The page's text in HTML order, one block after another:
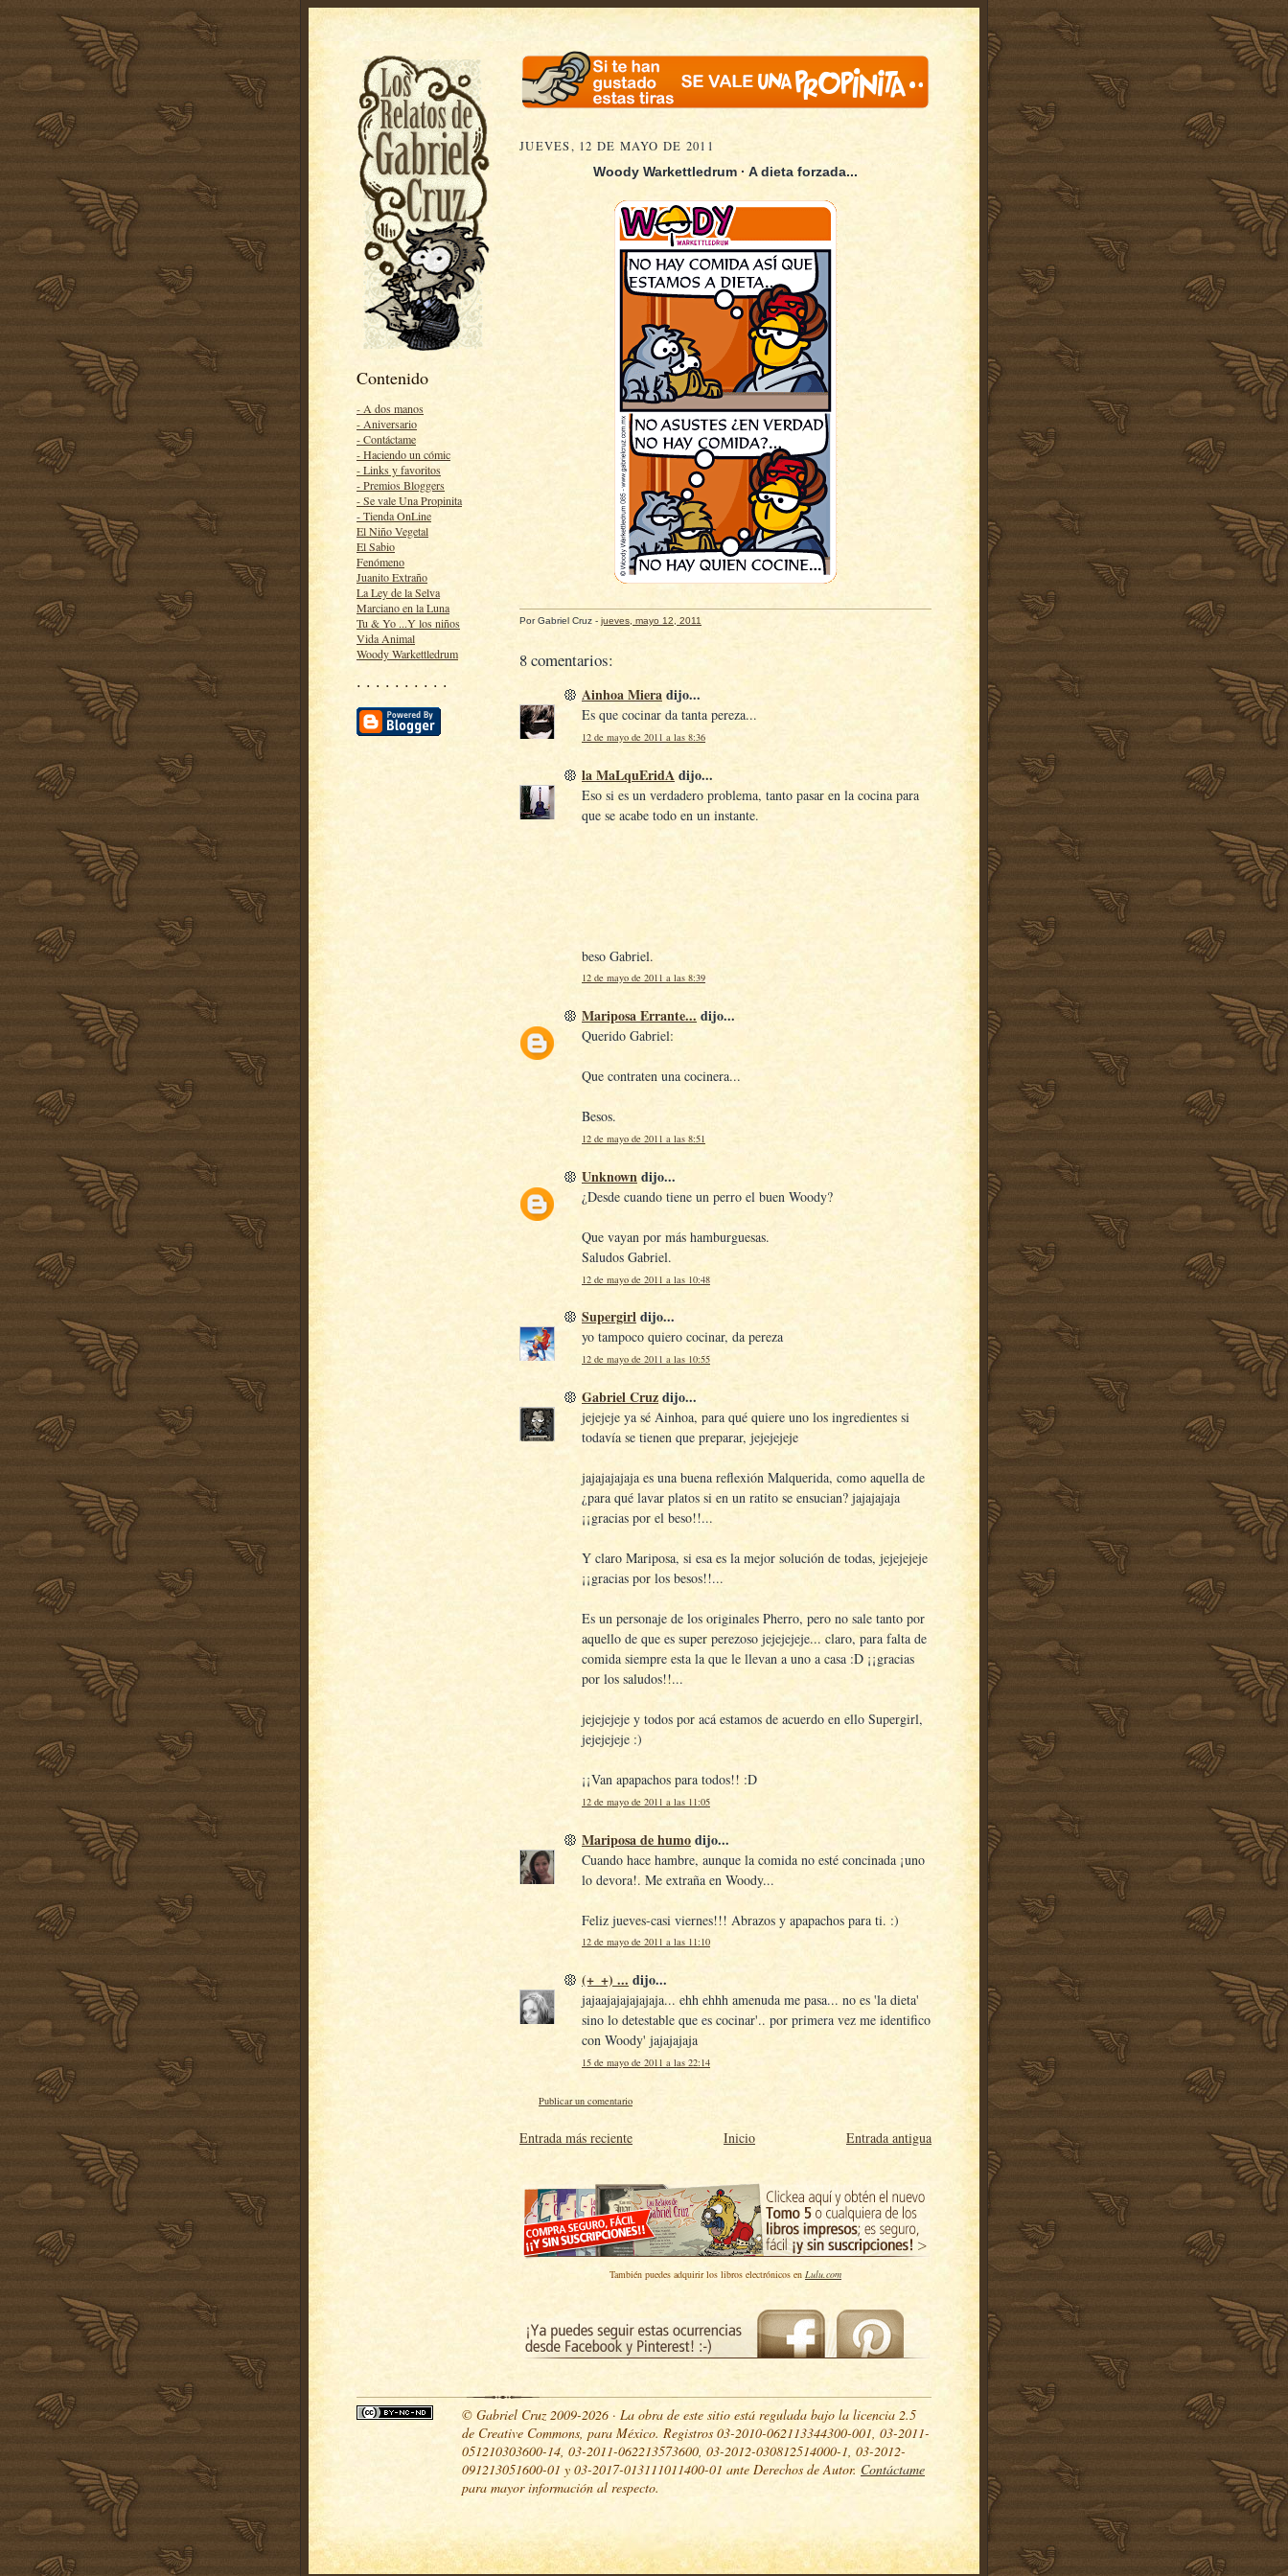
Contenido
- A dos manos
- Aniversario
- Contáctame
- Haciendo un cómic
- Links y favoritos
- Premios Bloggers
- Se vale Una Propinita
- Tienda OnLine
El Niño Vegetal
El Sabio
Fenómeno
Juanito Extraño
La Ley de la Selva
Marciano en la Luna
Tu & Yo ...Y los niños
Vida Animal
Woody Warkettledrum
· · · · · · · · · ·
JUEVES, 12 DE MAYO DE 2011
Woody Warkettledrum · A dieta forzada...
PorGabriel Cruz - jueves, mayo 12, 2011
8 comentarios:
Ainhoa Mieradijo...
Es que cocinar da tanta pereza...
12 de mayo de 2011 a las 8:36
la MaLquEridAdijo...
Eso si es un verdadero problema, tanto pasar en la cocina para
que se acabe todo en un instante.
beso Gabriel.
12 de mayo de 2011 a las 8:39
Mariposa Errante... dijo...
Querido Gabriel:
Que contraten una cocinera...
Besos.
12 de mayo de 2011 a las 8:51
Unknowndijo...
¿Desde cuando tiene un perro el buen Woody?
Que vayan por más hamburguesas.
Saludos Gabriel.
12 de mayo de 2011 a las 10:48
Supergirldijo...
yo tampoco quiero cocinar, da pereza
12 de mayo de 2011 a las 10:55
Gabriel Cruzdijo...
jejejeje ya sé Ainhoa, para qué quiere uno los ingredientes si
todavía se tienen que preparar, jejejejeje
jajajajajaja es una buena reflexión Malquerida, como aquella de
¿para qué lavar platos si en un ratito se ensucian? jajajajaja
¡¡gracias por el beso!!...
Y claro Mariposa, si esa es la mejor solución de todas, jejejejeje
¡¡gracias por los besos!!...
Es un personaje de los originales Pherro, pero no sale tanto por
aquello de que es super perezoso jejejejeje... claro, para falta de
comida siempre esta la que le llevan a uno a casa :D ¡¡gracias
por los saludos!!...
jejejejeje y todos por acá estamos de acuerdo en ello Supergirl,
jejejejeje :)
¡¡Van apapachos para todos!! :D
12 de mayo de 2011 a las 11:05
Mariposa de humodijo...
Cuando hace hambre, aunque la comida no esté concinada ¡uno
lo devora!. Me extraña en Woody...
Feliz jueves-casi viernes!!! Abrazos y apapachos para ti. :)
12 de mayo de 2011 a las 11:10
(+_+) ... dijo...
jajaajajajajajaja... ehh ehhh amenuda me pasa... no es 'la dieta'
sino lo detestable que es cocinar'.. por primera vez me identifico
con Woody' jajajajaja
15 de mayo de 2011 a las 22:14
Publicar un comentario
Entrada más reciente Entrada antigua
Inicio
También puedes adquirir los libros electrónicos en Lulu.com
© Gabriel Cruz 2009-2026 · La obra de este sitio está regulada bajo la licencia 2.5
de Creative Commons, para México. Registros 03-2010-062113344300-001, 03-2011-
051210303600-14, 03-2011-062213573600, 03-2012-030812514000-1, 03-2012-
091213051600-01 y 03-2017-013111011400-01 ante Derechos de Autor. Contáctame
para mayor información al respecto.